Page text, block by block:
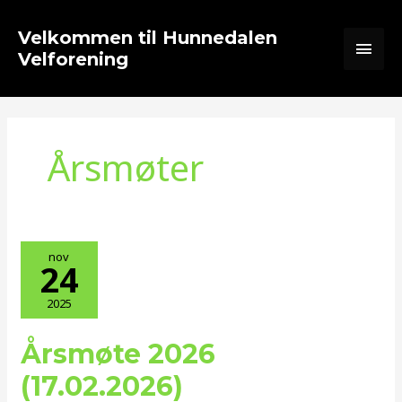
rett
innholdet
Velkommen til Hunnedalen
Velforening
Årsmøter
nov
24
2025
Årsmøte 2026
(17.02.2026)
Årsmøte
2026
(17.02.2026)